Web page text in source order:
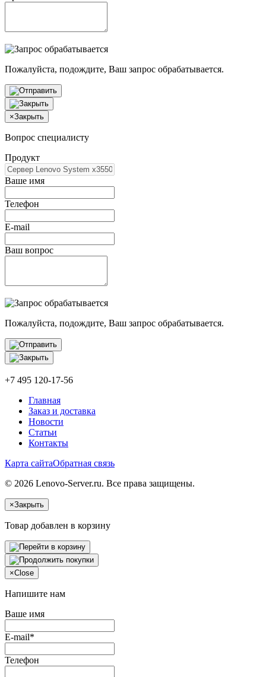
Пожалуйста, подождите, Ваш запрос обрабатывается.
×Закрыть
Вопрос специалисту
Продукт
Ваше имя
Телефон
E-mail
Ваш вопрос
Пожалуйста, подождите, Ваш запрос обрабатывается.
+7 495 120-17-56
Главная
Заказ и доставка
Новости
Статьи
Контакты
Карта сайтаОбратная связь
© 2026 Lenovo-Server.ru. Все права защищены.
×Закрыть
Товар добавлен в корзину
×Close
Напишите нам
Ваше имя
E-mail*
Телефон